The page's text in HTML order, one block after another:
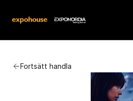
Fortsätt handla
Kontakt